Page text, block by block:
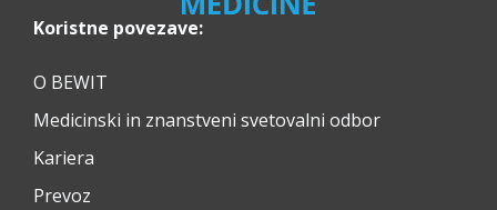
Koristne povezave:
O BEWIT
Medicinski in znanstveni svetovalni odbor
Kariera
Prevoz